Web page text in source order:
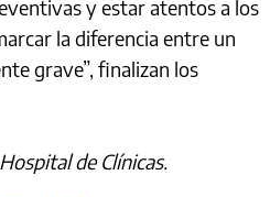
y estar atentos a los
la diferencia entre un
grave”, finalizan los
de Clínicas.